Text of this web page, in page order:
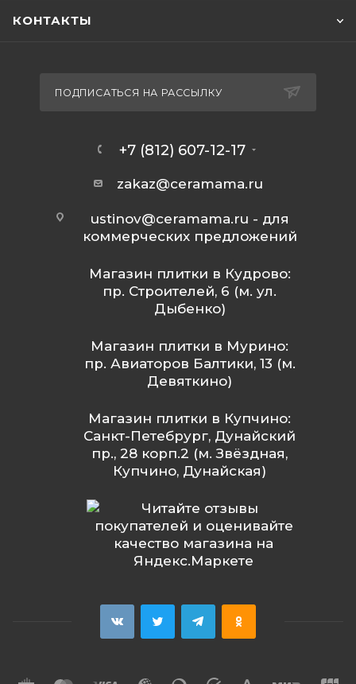
КОНТАКТЫ
ПОДПИСАТЬСЯ НА РАССЫЛКУ
+7 (812) 607-12-17
zakaz@ceramama.ru
ustinov@ceramama.ru - для
коммерческих предложений
Магазин плитки в Кудрово:
пр. Строителей, 6 (м. ул.
Дыбенко)
Магазин плитки в Мурино:
пр. Авиаторов Балтики, 13 (м.
Девяткино)
Магазин плитки в Купчино:
Санкт-Петебрург, Дунайский
пр., 28 корп.2 (м. Звёздная,
Купчино, Дунайская)